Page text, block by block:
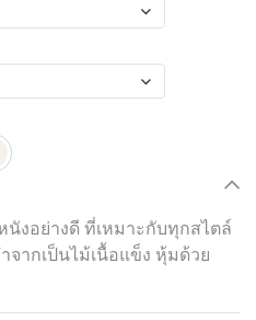
งอย่างดี ที่เหมาะกับทุกสไตล์
ากเป็นไม้เนื้อแข็ง หุ้มด้วย